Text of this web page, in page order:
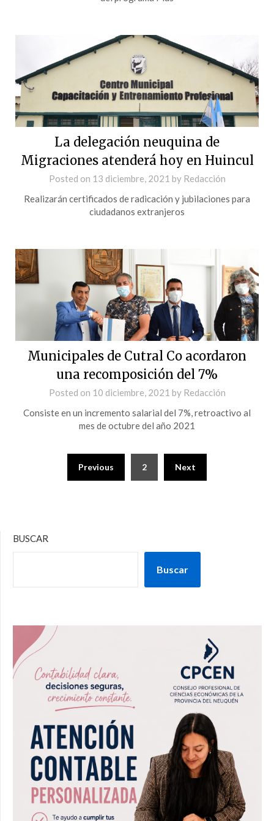
La delegación neuquina de
Migraciones atenderá hoy en Huincul
Posted on 13 diciembre, 2021 by Redacción
Realizarán certificados de radicación y jubilaciones para
ciudadanos extranjeros
Municipales de Cutral Co acordaron
una recomposición del 7%
Posted on 10 diciembre, 2021 by Redacción
Consiste en un incremento salarial del 7%, retroactivo al
mes de octubre del año 2021
Previous 2 Next
BUSCAR
Buscar